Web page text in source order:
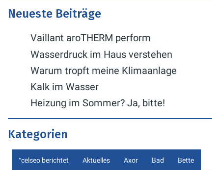
Neueste Beiträge
Vaillant aroTHERM perform
Wasserdruck im Haus verstehen
Warum tropft meine Klimaanlage
Kalk im Wasser
Heizung im Sommer? Ja, bitte!
Kategorien
°celseo berichtet Aktuelles Axor Bad Bette